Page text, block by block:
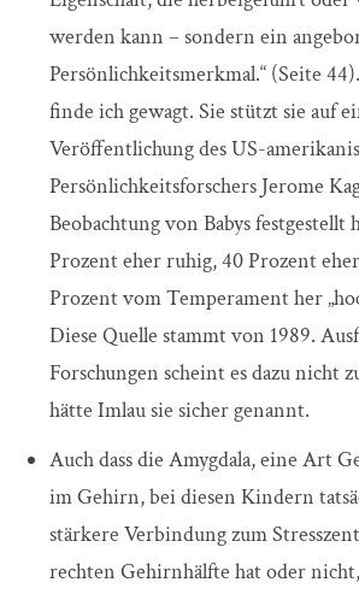
werden kann – sondern ein
Persönlichkeitsmerkmal.“ (Seite
finde ich gewagt. Sie stützt sie auf
Veröffentlichung des US-
Persönlichkeitsforschers Jerome
Beobachtung von Babys festgestellt
Prozent eher ruhig, 40 Prozent
Prozent vom Temperament her
Diese Quelle stammt von 1989.
Forschungen scheint es dazu nicht
hätte Imlau sie sicher genannt.
Auch dass die Amygdala, eine Art
im Gehirn, bei diesen Kindern
stärkere Verbindung zum
rechten Gehirnhälfte hat oder